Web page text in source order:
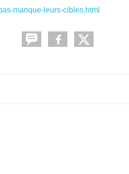
manque-leurs-cibles.html